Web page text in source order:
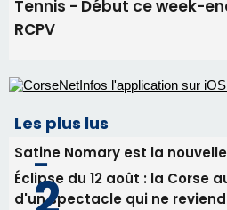
Tennis - Début ce week-
RCPV
Les plus lus
Satine Nomary est la
Éclipse du 12 août : la Corse
d'un spectacle qui ne